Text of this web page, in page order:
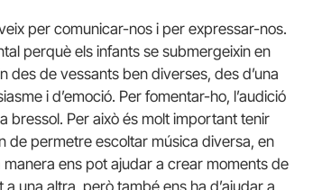
per comunicar-nos i per expressar-nos.
perquè els infants se submergeixin en
des de vessants ben diverses, des d’una
i d’emoció. Per fomentar-ho, l’audició
bressol. Per això és molt important tenir
de permetre escoltar música diversa, en
ens pot ajudar a crear moments de